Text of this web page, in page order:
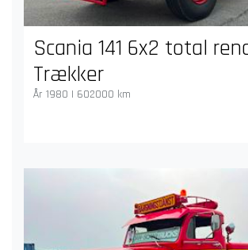
Scania 141 6x2 total
Trækker
År 1980 | 602000 km